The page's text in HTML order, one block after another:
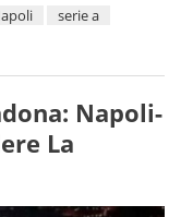
serie a
Napoli-
La